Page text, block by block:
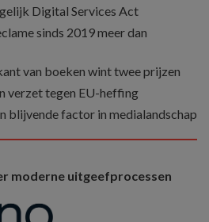
Digital Services Act
sinds 2019 meer dan
van boeken wint twee prijzen
verzet tegen EU-heffing
blijvende factor in medialandschap
moderne uitgeefprocessen